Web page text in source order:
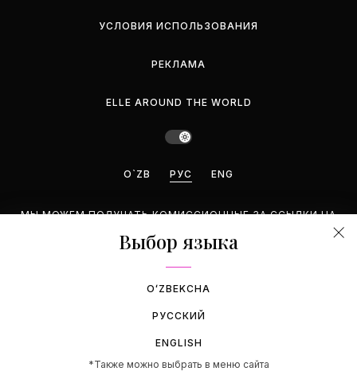
УСЛОВИЯ ИСПОЛЬЗОВАНИЯ
РЕКЛАМА
ELLE AROUND THE WORLD
O`ZB РУС ENG
МЫ МОЖЕМ ПОЛУЧАТЬ КОМИССИОННЫЕ ЗА ССЫЛКИ НА
ПРОДУКТЫ, КОТОРЫЕ ПОДДЕРЖИВАЕМ.
Выбор языка
OʻZBEKCHA
РУССКИЙ
ENGLISH
*Также можно выбрать в меню сайта